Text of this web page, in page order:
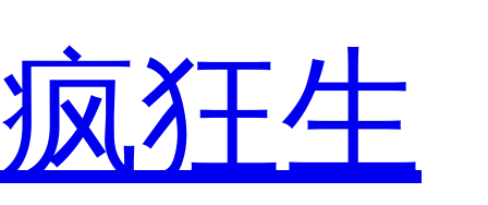
疯狂生